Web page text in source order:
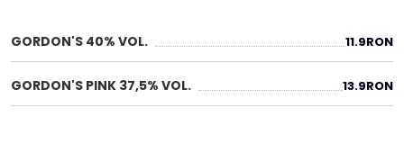
GORDON'S 40% VOL. 11.9RON
GORDON'S PINK 37,5% VOL. 13.9RON